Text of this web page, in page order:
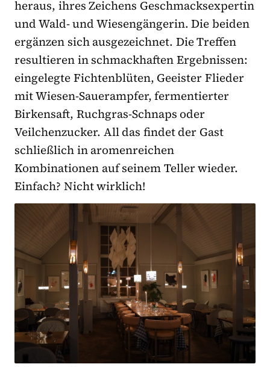
heraus, ihres Zeichens Geschmacksexpertin
und Wald- und Wiesengängerin. Die beiden
ergänzen sich ausgezeichnet. Die Treffen
resultieren in schmackhaften Ergebnissen:
eingelegte Fichtenblüten, Geeister Flieder
mit Wiesen-Sauerampfer, fermentierter
Birkensaft, Ruchgras-Schnaps oder
Veilchenzucker. All das findet der Gast
schließlich in aromenreichen
Kombinationen auf seinem Teller wieder.
Einfach? Nicht wirklich!